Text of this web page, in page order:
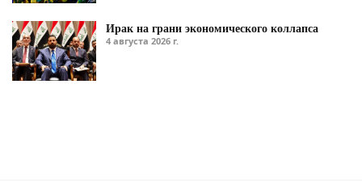
Ирак на грани экономического коллапса
4 августа 2026 г.